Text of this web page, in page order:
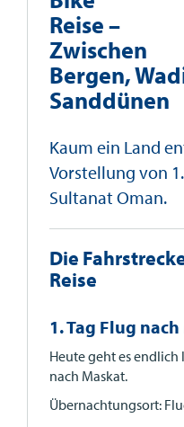
Reise –
Zwischen
Bergen,
Sanddünen
Kaum ein Land
Vorstellung von
Sultanat Oman.
Die
Reise
1. Tag Flug
Heute geht es
nach Maskat.
Übernachtungsort: